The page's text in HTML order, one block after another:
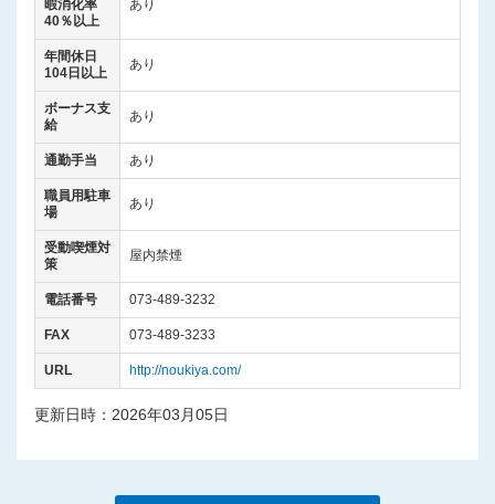
暇消化率
40％以上
あり
年間休日
104日以上
あり
ボーナス支
給
あり
通勤手当 あり
職員用駐車
場
あり
受動喫煙対
策
屋内禁煙
電話番号 073-489-3232
FAX 073-489-3233
URL http://noukiya.com/
更新日時：2026年03月05日